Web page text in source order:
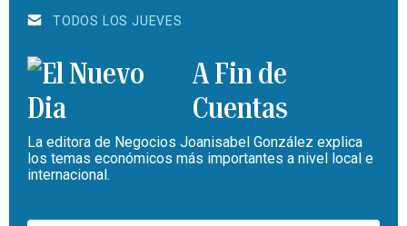
TODOS LOS JUEVES
A Fin de
Cuentas
La editora de Negocios Joanisabel González explica
los temas económicos más importantes a nivel local e
internacional.